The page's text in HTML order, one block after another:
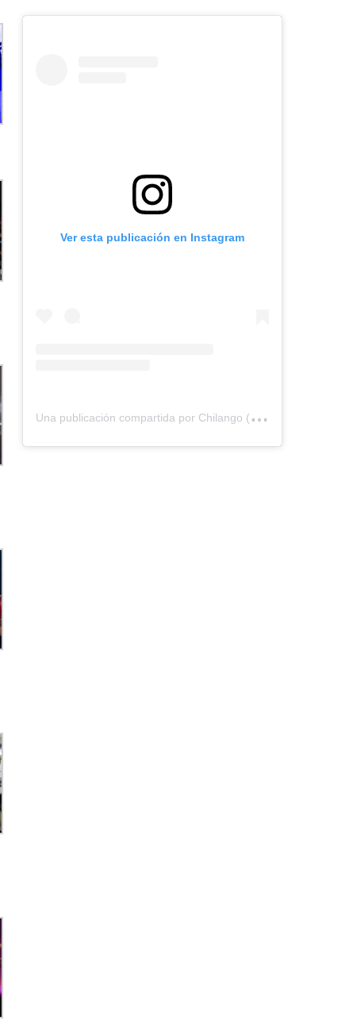
Ver esta publicación en Instagram
U
na publicación compartida por Chilango (@chilangocom)